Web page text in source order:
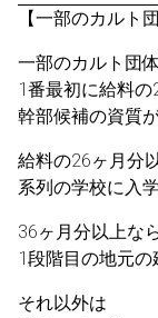
【一部のカルト
一部のカルト団体
1番最初に給料
幹部候補の資質
給料の26ヶ月分
系列の学校に入学
36ヶ月分以上な
1段階目の地元の
それ以外は